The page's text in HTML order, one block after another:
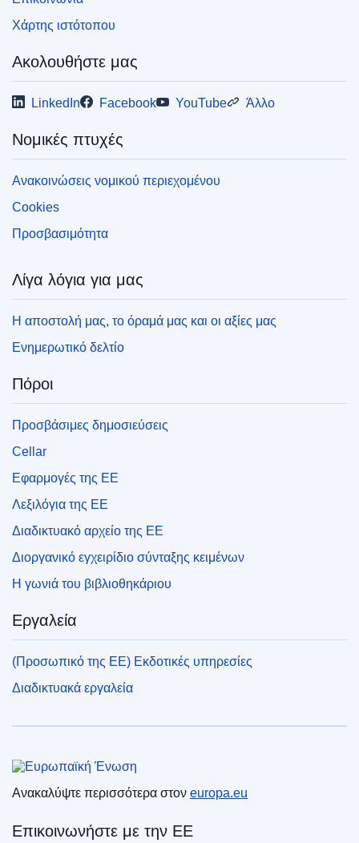
Εμφάνιση όλων των τευχών αυτής της σειράς
Χάρτης ιστότοπου
Ακολουθήστε μας
LinkedIn Facebook YouTube Άλλο
Νομικές πτυχές
Ανακοινώσεις νομικού περιεχομένου
Cookies
Προσβασιμότητα
Λίγα λόγια για μας
Η αποστολή μας, το όραμά μας και οι αξίες μας
Ενημερωτικό δελτίο
Πόροι
Προσβάσιμες δημοσιεύσεις
Cellar
Εφαρμογές της ΕΕ
Λεξιλόγια της ΕΕ
Διαδικτυακό αρχείο της ΕΕ
Διοργανικό εγχειρίδιο σύνταξης κειμένων
Η γωνιά του βιβλιοθηκάριου
Εργαλεία
(Προσωπικό της ΕΕ) Εκδοτικές υπηρεσίες
Διαδικτυακά εργαλεία
Ανακαλύψτε περισσότερα στον europa.eu
Επικοινωνήστε με την ΕΕ